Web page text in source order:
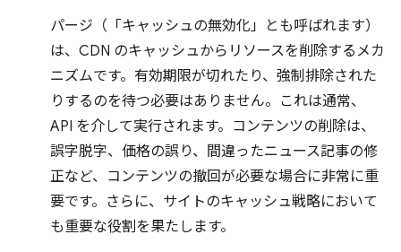
パージ（「キャッシュの無効化」とも呼ばれます）
は、CDN のキャッシュからリソースを削除するメカ
ニズムです。有効期限が切れたり、強制排除された
りするのを待つ必要はありません。これは通常、
API を介して実行されます。コンテンツの削除は、
誤字脱字、価格の誤り、間違ったニュース記事の修
正など、コンテンツの撤回が必要な場合に非常に重
要です。さらに、サイトのキャッシュ戦略において
も重要な役割を果たします。